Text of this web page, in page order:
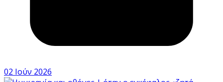
02 Ιούν 2026